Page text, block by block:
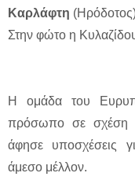
Καρλάφτη
Στην φώτο η
Η ομάδα του
πρόσωπο σε σχέση
άφησε υποσχέσεις
άμεσο μέλλον.